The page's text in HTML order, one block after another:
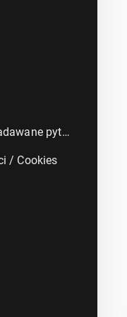
FAQ - Najczęściej zadawane pytania
/ Cookies